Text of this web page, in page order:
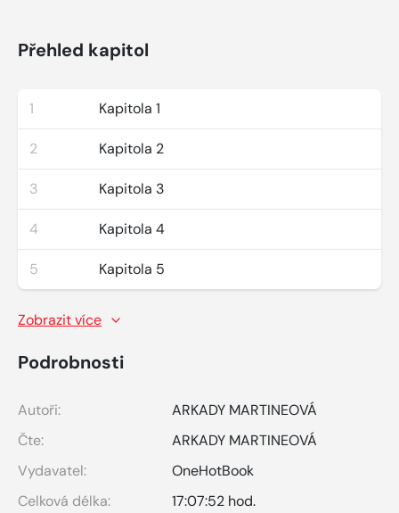
Přehled kapitol
1 Kapitola 1
2 Kapitola 2
3 Kapitola 3
4 Kapitola 4
5 Kapitola 5
Zobrazit více
Podrobnosti
Autoři:
ARKADY MARTINEOVÁ
Čte:
ARKADY MARTINEOVÁ
Vydavatel:
OneHotBook
Celková délka:
17:07:52 hod.